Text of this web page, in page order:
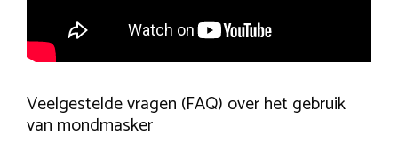
Veelgestelde vragen (FAQ) over het gebruik
van mondmasker